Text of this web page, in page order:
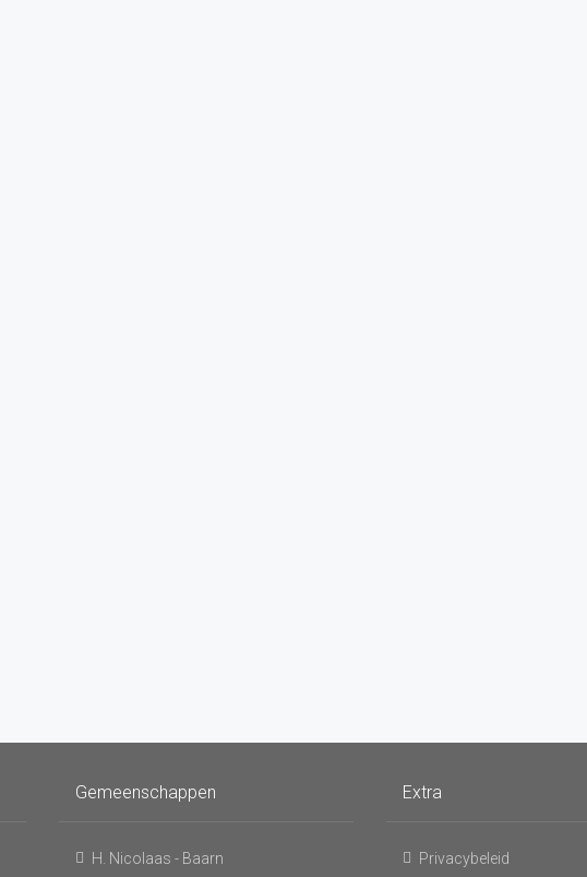
Gemeenschappen
H. Nicolaas - Baarn
Extra
Privacybeleid